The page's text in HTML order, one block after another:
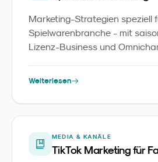
Marketing-Strategien speziell
Spielwarenbranche - mit
Lizenz-Business und
Weiterlesen
MEDIA & KANÄLE
TikTok Marketing für